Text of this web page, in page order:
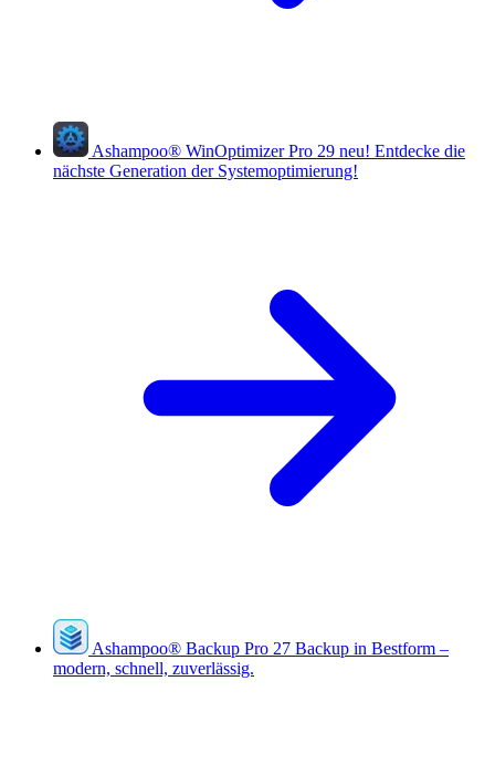
Ashampoo® WinOptimizer Pro 29 neu! Entdecke die
nächste Generation der Systemoptimierung!
Ashampoo® Backup Pro 27 Backup in Bestform –
modern, schnell, zuverlässig.